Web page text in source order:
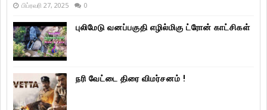
பிப்ரவரி 27, 2025 0
புலிமேடு வனப்பகுதி எழில்மிகு ட்ரோன் காட்சிகள்
நரி வேட்டை திரை விமர்சனம் !